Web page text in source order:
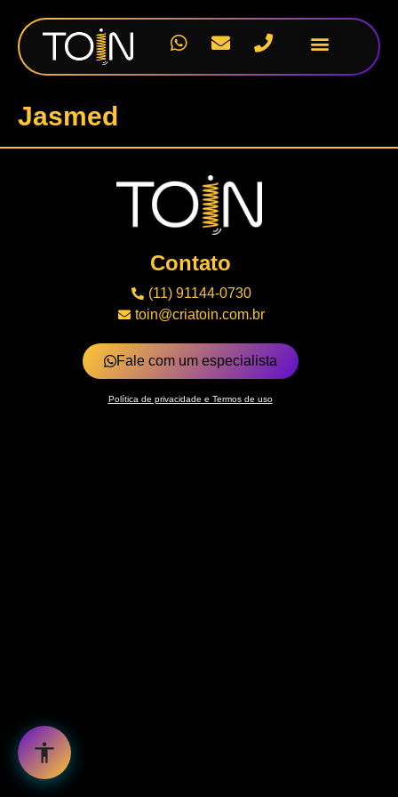
Jasmed
Contato
(11) 91144-0730
toin@criatoin.com.br
Fale com um especialista
Política de privacidade e Termos de uso